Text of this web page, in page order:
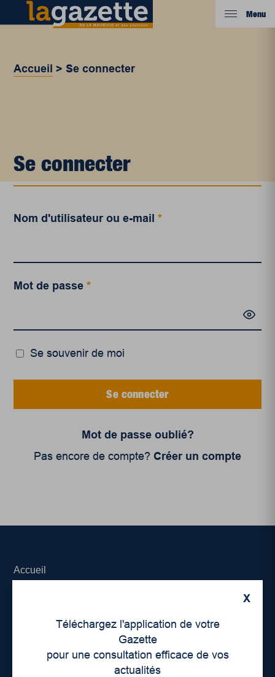
Menu
Accueil >Se connecter
Se connecter
Nom d'utilisateur ou e-mail*
Mot de passe*
Se souvenir de moi
Se connecter
Mot de passe oublié?
Pas encore de compte? Créer un compte
X
Téléchargez l'application de votre
Gazette
pour une consultation efficace de vos
actualités
Accueil
Déontologie et confidentialité
Devenir partenaire